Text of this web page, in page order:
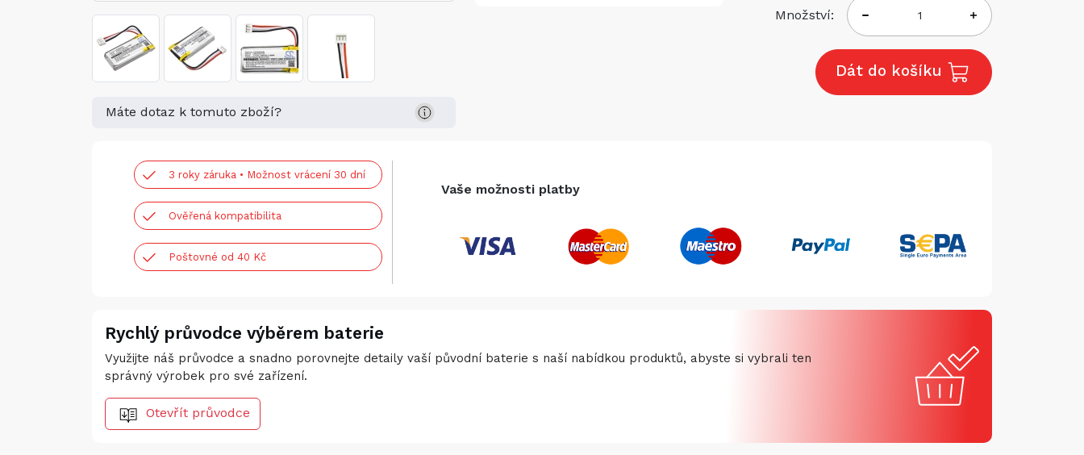
Máte dotaz k tomuto zboží?
Množství:
Dát do košíku
3 roky záruka • Možnost vrácení 30 dní
Ověřená kompatibilita
Poštovné od 40 Kč
Vaše možnosti platby
Rychlý průvodce výběrem baterie
Využijte náš průvodce a snadno porovnejte detaily vaší původní baterie s naší nabídkou produktů, abyste si vybrali ten
správný výrobek pro své zařízení.
Otevřít průvodce